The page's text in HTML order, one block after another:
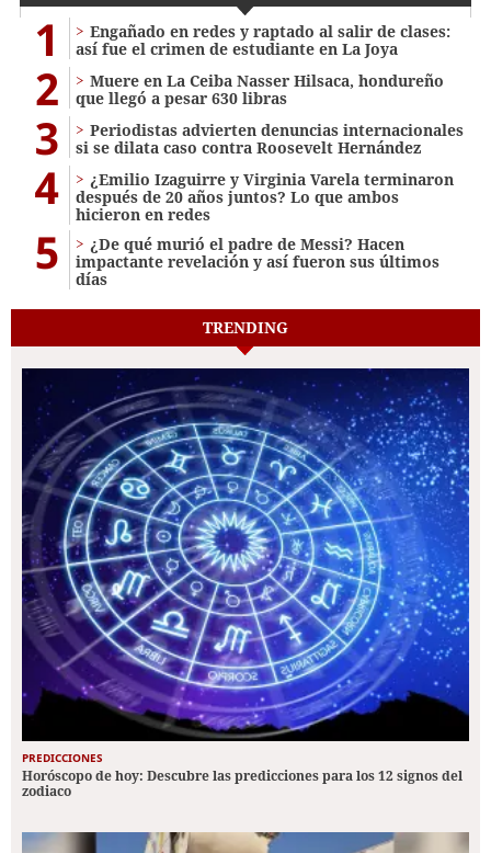
1
Engañado en redes y raptado al salir de clases:
así fue el crimen de estudiante en La Joya
2
Muere en La Ceiba Nasser Hilsaca, hondureño
que llegó a pesar 630 libras
3
Periodistas advierten denuncias internacionales
si se dilata caso contra Roosevelt Hernández
4
¿Emilio Izaguirre y Virginia Varela terminaron
después de 20 años juntos? Lo que ambos
hicieron en redes
5
¿De qué murió el padre de Messi? Hacen
impactante revelación y así fueron sus últimos
días
TRENDING
PREDICCIONES
Horóscopo de hoy: Descubre las predicciones para los 12 signos del
zodiaco